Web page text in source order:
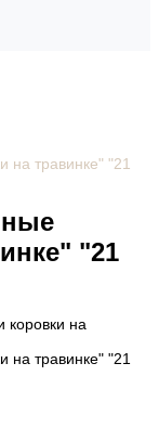
на травинке" "21
"21
на травинке" "21